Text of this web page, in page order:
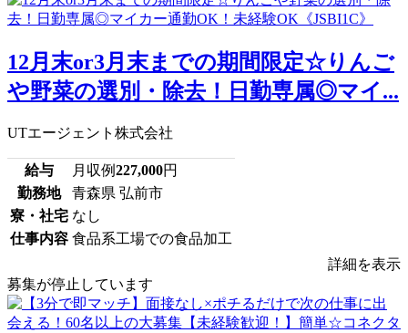
12月末or3月末までの期間限定☆りんご
や野菜の選別・除去！日勤専属◎マイ...
UTエージェント株式会社
給与 月収例227,000円
勤務地
青森県 弘前市
寮・社宅 なし
仕事内容 食品系工場での食品加工
詳細を表示
募集が停止しています